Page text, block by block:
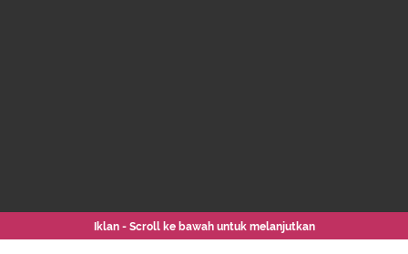
Iklan - Scroll ke bawah untuk melanjutkan